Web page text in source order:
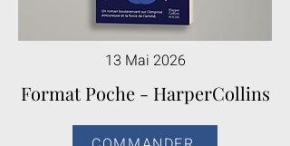
13 Mai 2026
Format Poche - HarperCollins